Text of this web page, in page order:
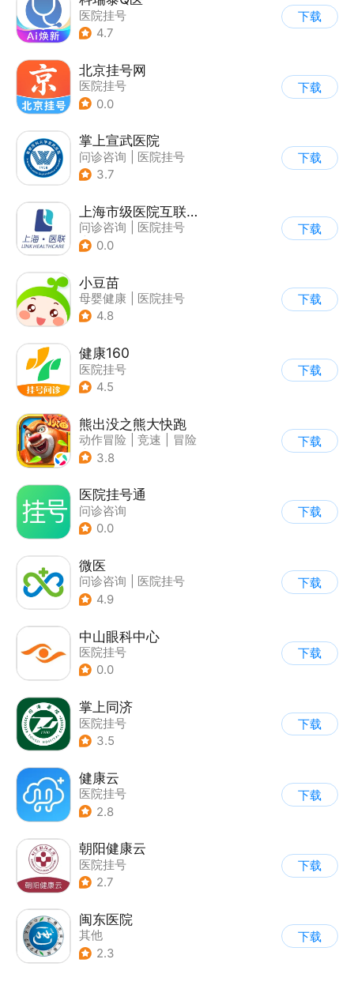
医院挂号
4.7
下载
北京挂号网
医院挂号
0.0
下载
掌上宣武医院
问诊咨询
医院挂号
3.7
下载
上海市级医院互联网总平台
问诊咨询
医院挂号
| 运动社区
0.0
下载
小豆苗
母婴健康
医院挂号
4.8
下载
健康160
医院挂号
4.5
下载
熊出没之熊大快跑
动作冒险 竞速
冒险
| 熊出没
3.8
下载
医院挂号通
问诊咨询
0.0
下载
微医
问诊咨询
医院挂号
4.9
下载
中山眼科中心
医院挂号
0.0
下载
掌上同济
医院挂号
3.5
下载
健康云
医院挂号
2.8
下载
朝阳健康云
医院挂号
2.7
下载
闽东医院
其他
2.3
下载